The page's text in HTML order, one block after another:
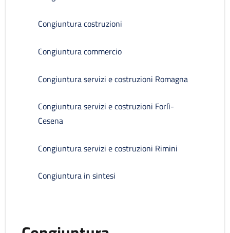
Congiuntura costruzioni
Congiuntura commercio
Congiuntura servizi e costruzioni Romagna
Congiuntura servizi e costruzioni Forlì-
Cesena
Congiuntura servizi e costruzioni Rimini
Congiuntura in sintesi